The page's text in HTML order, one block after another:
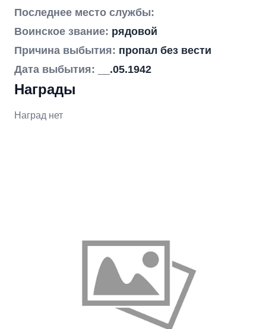
Последнее место службы:
Воинское звание: рядовой
Причина выбытия: пропал без вести
Дата выбытия:
__.05.1942
Награды
Наград нет